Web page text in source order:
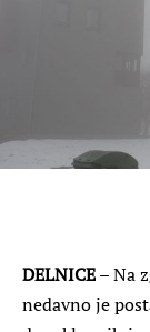
DELNICE– Na
nedavno je